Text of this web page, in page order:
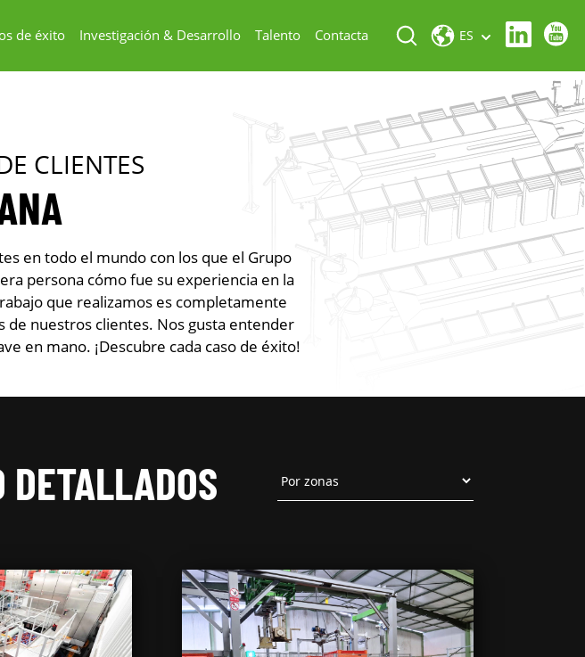
de éxito Investigación & Desarrollo Talento Contacta ES
CLIENTES
en todo el mundo con los que el Grupo
persona cómo fue su experiencia en la
que realizamos es completamente
de nuestros clientes. Nos gusta entender
en mano. ¡Descubre cada caso de éxito!
DETALLADOS